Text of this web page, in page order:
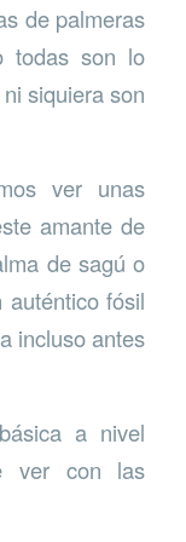
de palmeras
todas son lo
siquiera son
ver unas
amante de
de sagú o
fósil
incluso antes
a nivel
ver con las